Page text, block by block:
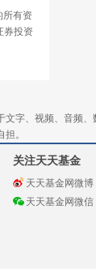
所有资
券投资
字、视频、音频
。
关注天天基金
天天基金网微博
天天基金网微信